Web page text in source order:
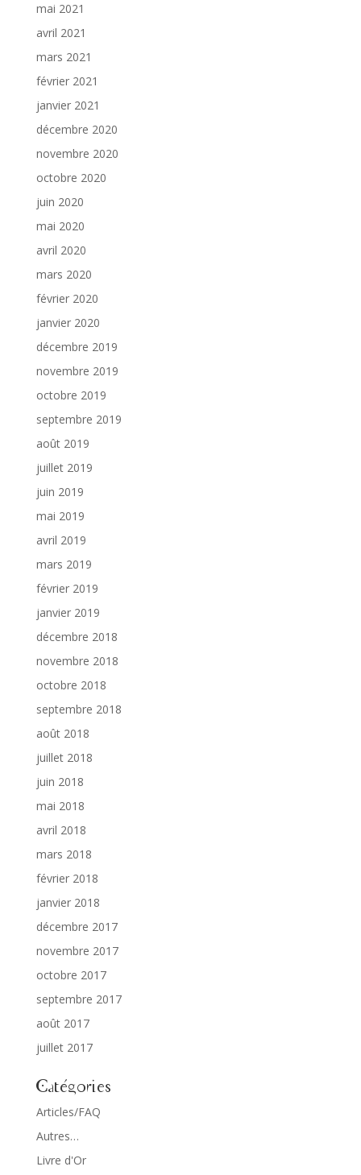
mai 2021
avril 2021
mars 2021
février 2021
janvier 2021
décembre 2020
novembre 2020
octobre 2020
juin 2020
mai 2020
avril 2020
mars 2020
février 2020
janvier 2020
décembre 2019
novembre 2019
octobre 2019
septembre 2019
août 2019
juillet 2019
juin 2019
mai 2019
avril 2019
mars 2019
février 2019
janvier 2019
décembre 2018
novembre 2018
octobre 2018
septembre 2018
août 2018
juillet 2018
juin 2018
mai 2018
avril 2018
mars 2018
février 2018
janvier 2018
décembre 2017
novembre 2017
octobre 2017
septembre 2017
août 2017
juillet 2017
Catégories
Articles/FAQ
Autres…
Livre d'Or